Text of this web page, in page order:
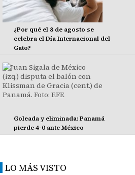
¿Por qué el 8 de agosto se
celebra el Día Internacional del
Gato?
Goleada y eliminada: Panamá
pierde 4-0 ante México
LO MÁS VISTO